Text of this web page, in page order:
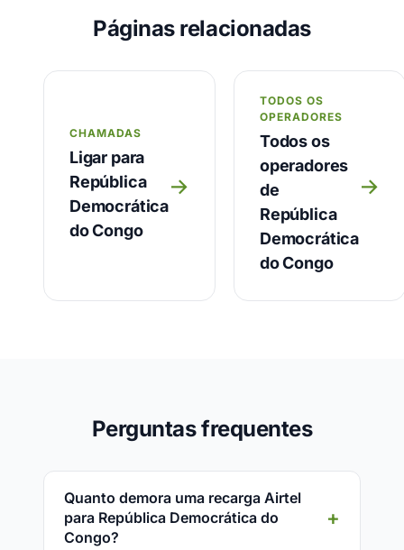
Páginas relacionadas
CHAMADAS
Ligar para
República
Democrática
do Congo
→
TODOS OS
OPERADORES
Todos os
operadores
de
República
Democrática
do Congo
→
Perguntas frequentes
Quanto demora uma recarga Airtel
para República Democrática do
Congo?